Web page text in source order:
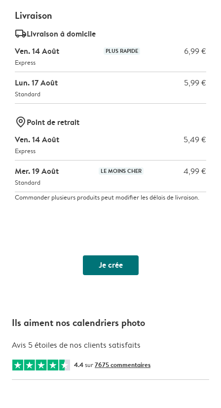
Livraison
delivery_standard_v2Livraison à domicile
Ven. 14 Août
PLUS RAPIDE 6,99 €
Express
Lun. 17 Août 5,99 €
Standard
marker-pinPoint de retrait
Ven. 14 Août
5,49 €
Express
Mer. 19 Août LE MOINS CHER 4,99 €
Standard
Commander plusieurs produits peut modifier les délais de livraison.
Je crée
Ils aiment nos calendriers photo
Avis 5 étoiles de nos clients satisfaits
4.4sur7675 commentaires